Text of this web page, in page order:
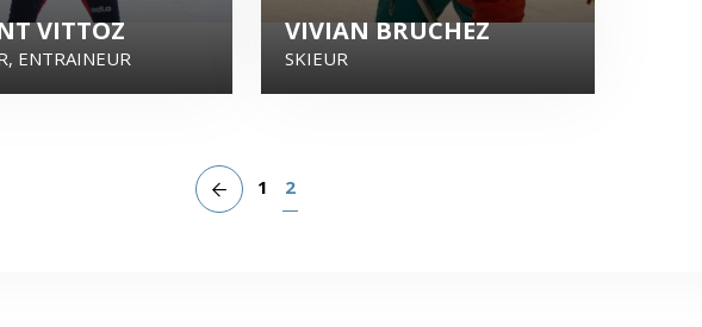
VITTOZ
ENTRAINEUR
VIVIAN BRUCHEZ
SKIEUR
1 2